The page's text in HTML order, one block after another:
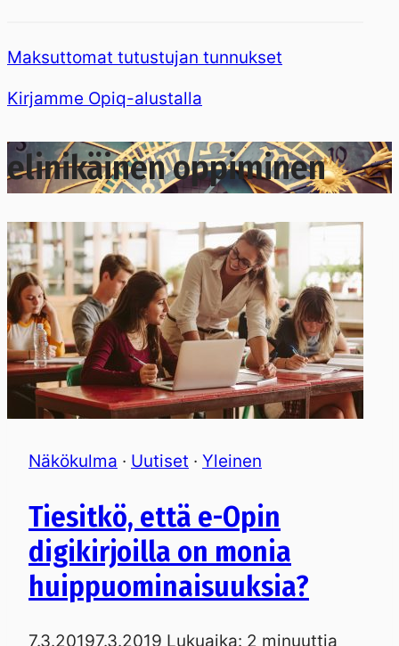
Maksuttomat tutustujan tunnukset
Kirjamme Opiq-alustalla
elinikäinen oppiminen
Näkökulma · Uutiset · Yleinen
Tiesitkö, että e-Opin
digikirjoilla on monia
huippuominaisuuksia?
7.3.20197.3.2019 Lukuaika: 2 minuuttia